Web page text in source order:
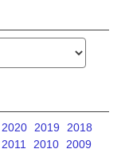
2020 2019
2018
2011 2010
2009